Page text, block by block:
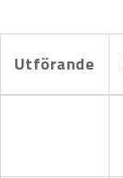
Utförande